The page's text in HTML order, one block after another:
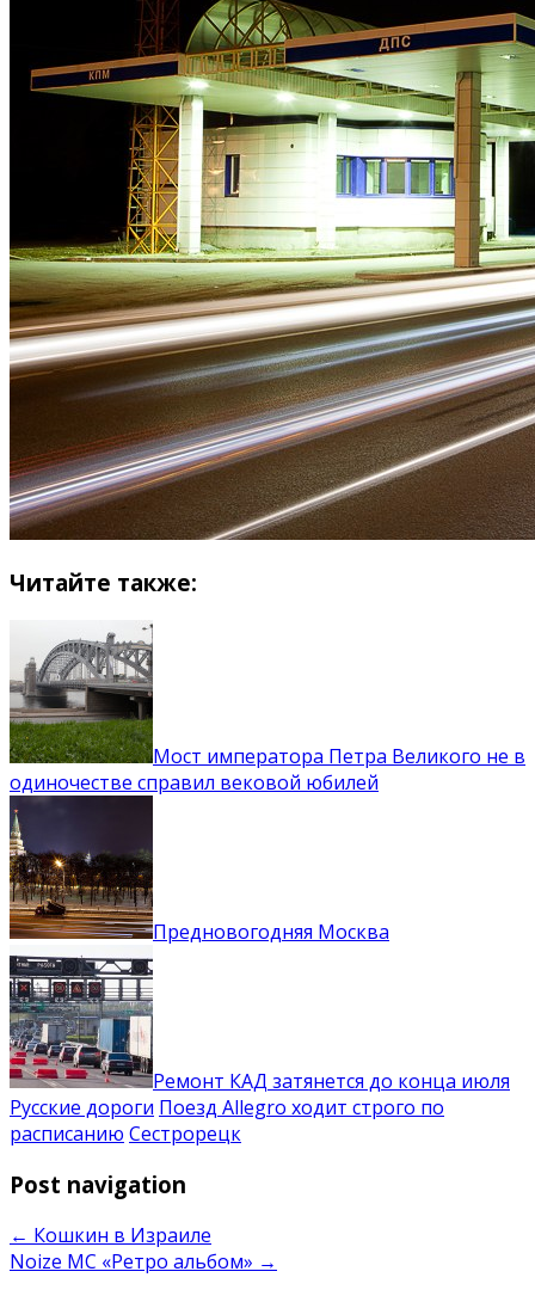
Читайте также:
Мост императора Петра Великого не в
одиночестве справил вековой юбилей
Предновогодняя Москва
Ремонт КАД затянется до конца июля
Русские дороги Поезд Allegro ходит строго по
расписанию Сестрорецк
Post navigation
← Кошкин в Израиле
Noize MC «Ретро альбом» →